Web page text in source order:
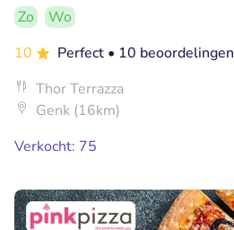
Zo
Wo
10
Perfect • 10 beoordelingen
Thor Terrazza
Genk (16km)
Verkocht: 75